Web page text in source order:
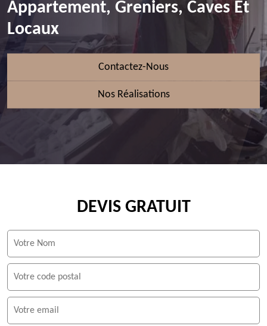
Appartement, Greniers, Caves Et
Locaux
Contactez-Nous
Nos Réalisations
DEVIS GRATUIT